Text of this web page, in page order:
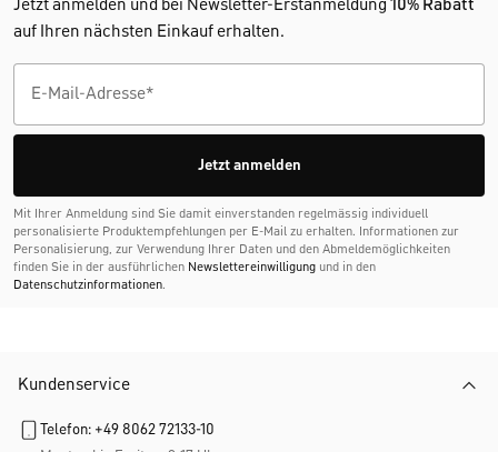
Jetzt anmelden und bei Newsletter-Erstanmeldung 10% Rabatt
auf Ihren nächsten Einkauf erhalten.
Jetzt anmelden
Mit Ihrer Anmeldung sind Sie damit einverstanden regelmässig individuell
personalisierte Produktempfehlungen per E-Mail zu erhalten. Informationen zur
Personalisierung, zur Verwendung Ihrer Daten und den Abmelde­möglichkeiten
finden Sie in der ausführlichen Newslettereinwilligung und in den
Datenschutzinformationen.
Kundenservice
Telefon: +49 8062 72133-10